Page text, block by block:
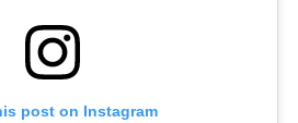
post on Instagram